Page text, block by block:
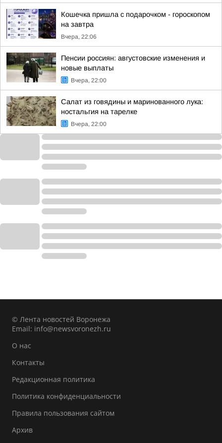
Кошечка пришла с подарочком - гороскопом
на завтра
Вчера, 22:06
Пенсии россиян: августовские изменения и
новые выплаты
Вчера, 22:00
Салат из говядины и маринованного лука:
ностальгия на тарелке
Вчера, 22:00
© Лента новостей Воронежа
Email: info@newsvoronezh.ru
О нас
Контакты
Редакционная политика
Политика конфиденциальности
Правила пользования сайтом
Архив